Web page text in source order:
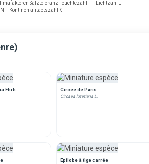
Salztoleranz Feuchtezahl F -- Lichtzahl L --
-- Kontinentalitaetszahl K --
Ehrh. Circée de Paris
Circaea lutetiana L.
Epilobe à tige carrée